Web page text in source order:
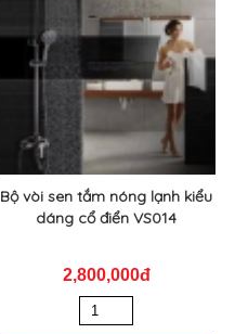
Bộ vòi sen tắm nóng lạnh kiểu
dáng cổ điển VS014
2,800,000đ